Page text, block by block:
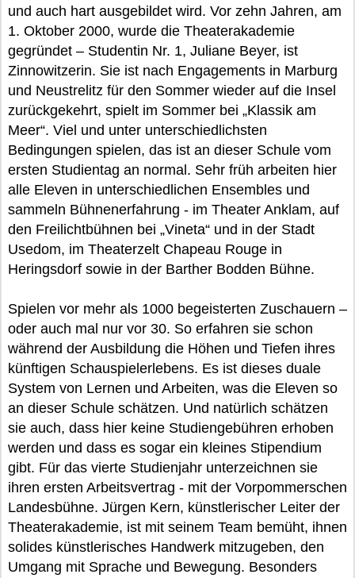
und auch hart ausgebildet wird. Vor zehn Jahren, am
1. Oktober 2000, wurde die Theaterakademie
gegründet – Studentin Nr. 1, Juliane Beyer, ist
Zinnowitzerin. Sie ist nach Engagements in Marburg
und Neustrelitz für den Sommer wieder auf die Insel
zurückgekehrt, spielt im Sommer bei „Klassik am
Meer“. Viel und unter unterschiedlichsten
Bedingungen spielen, das ist an dieser Schule vom
ersten Studientag an normal. Sehr früh arbeiten hier
alle Eleven in unterschiedlichen Ensembles und
sammeln Bühnenerfahrung - im Theater Anklam, auf
den Freilichtbühnen bei „Vineta“ und in der Stadt
Usedom, im Theaterzelt Chapeau Rouge in
Heringsdorf sowie in der Barther Bodden Bühne.
Spielen vor mehr als 1000 begeisterten Zuschauern –
oder auch mal nur vor 30. So erfahren sie schon
während der Ausbildung die Höhen und Tiefen ihres
künftigen Schauspielerlebens. Es ist dieses duale
System von Lernen und Arbeiten, was die Eleven so
an dieser Schule schätzen. Und natürlich schätzen
sie auch, dass hier keine Studiengebühren erhoben
werden und dass es sogar ein kleines Stipendium
gibt. Für das vierte Studienjahr unterzeichnen sie
ihren ersten Arbeitsvertrag - mit der Vorpommerschen
Landesbühne. Jürgen Kern, künstlerischer Leiter der
Theaterakademie, ist mit seinem Team bemüht, ihnen
solides künstlerisches Handwerk mitzugeben, den
Umgang mit Sprache und Bewegung. Besonders